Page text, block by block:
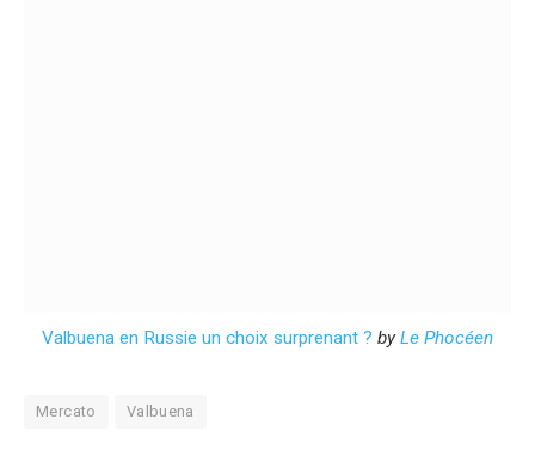
Valbuena en Russie un choix surprenant ? byLe Phocéen
Mercato Valbuena